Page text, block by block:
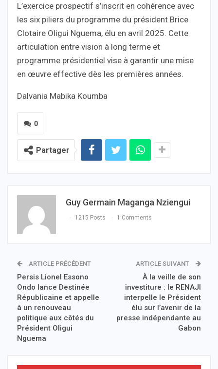
L’exercice prospectif s’inscrit en cohérence avec
les six piliers du programme du président Brice
Clotaire Oligui Nguema, élu en avril 2025. Cette
articulation entre vision à long terme et
programme présidentiel vise à garantir une mise
en œuvre effective dès les premières années.
Dalvania Mabika Koumba
0
Partager
Guy Germain Maganga Nziengui
1215 Posts 1 Comments
ARTICLE PRÉCÉDENT
Persis Lionel Essono
Ondo lance Destinée
Républicaine et appelle
à un renouveau
politique aux côtés du
Président Oligui
Nguema
ARTICLE SUIVANT
À la veille de son
investiture : le RENAJI
interpelle le Président
élu sur l’avenir de la
presse indépendante au
Gabon